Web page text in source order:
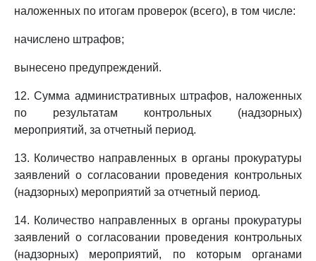
наложенных по итогам проверок (всего), в том числе:
начислено штрафов;
вынесено предупреждений.
12. Сумма административных штрафов, наложенных
по результатам контрольных (надзорных)
мероприятий, за отчетный период.
13. Количество направленных в органы прокуратуры
заявлений о согласовании проведения контрольных
(надзорных) мероприятий за отчетный период.
14. Количество направленных в органы прокуратуры
заявлений о согласовании проведения контрольных
(надзорных) мероприятий, по которым органами